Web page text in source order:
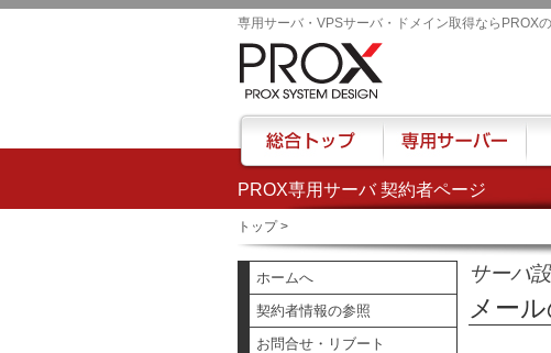
PROX専用サーバ 契約者ページ
専用サーバ・VPSサーバ・ドメイン取得ならPROX
トップ>
ホームへ
契約者情報の参照
お問合せ・リブート
サーバ
メー
総合トップ 専用サーバー